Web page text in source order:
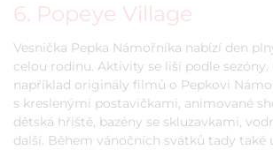
6. Popeye Village
Vesnička Pepka Námořníka nabízí den
celou rodinu. Aktivity se liší podle
například originály filmů o Pepkovi
s kreslenými postavičkami, animované
dětská hřiště, bazény se skluzavkami,
další. Během vánočních svátků tady také